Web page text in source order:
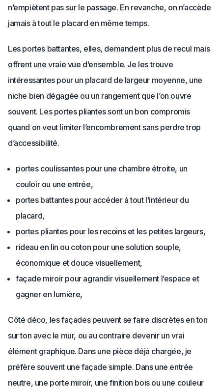
n’empiètent pas sur le passage. En revanche, on n’accède
jamais à tout le placard en même temps.
Les portes battantes, elles, demandent plus de recul mais
offrent une vraie vue d’ensemble. Je les trouve
intéressantes pour un placard de largeur moyenne, une
niche bien dégagée ou un rangement que l’on ouvre
souvent. Les portes pliantes sont un bon compromis
quand on veut limiter l’encombrement sans perdre trop
d’accessibilité.
portes coulissantes pour une chambre étroite, un
couloir ou une entrée,
portes battantes pour accéder à tout l’intérieur du
placard,
portes pliantes pour les recoins et les petites largeurs,
rideau en lin ou coton pour une solution souple,
économique et douce visuellement,
façade miroir pour agrandir visuellement l’espace et
gagner en lumière,
Côté déco, les façades peuvent se faire discrètes en ton
sur ton avec le mur, ou au contraire devenir un vrai
élément graphique. Dans une pièce déjà chargée, je
préfère souvent une façade simple. Dans une entrée
neutre, une porte miroir, une finition bois ou une couleur